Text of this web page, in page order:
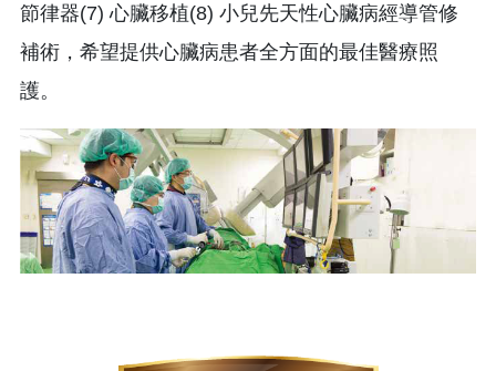
節律器(7) 心臟移植(8) 小兒先天性心臟病經導管修
補術，希望提供心臟病患者全方面的最佳醫療照
護。